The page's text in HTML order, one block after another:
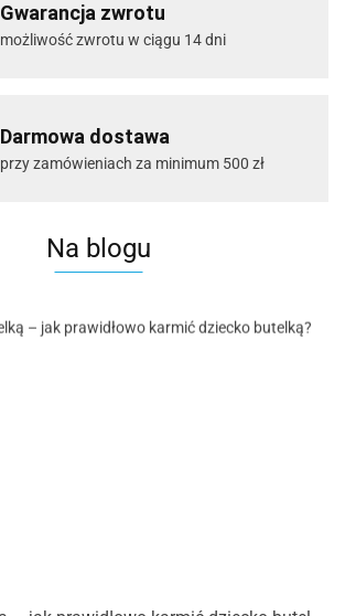
Gwarancja zwrotu
możliwość zwrotu w ciągu 14 dni
Darmowa dostawa
przy zamówieniach za minimum 500 zł
Na blogu